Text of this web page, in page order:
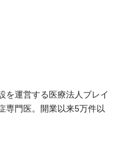
を運営する医療法人ブレイ
専門医。開業以来5万件以